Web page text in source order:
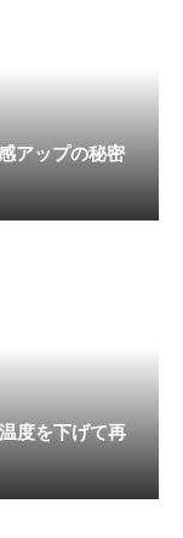
アップの秘密
度を下げて再